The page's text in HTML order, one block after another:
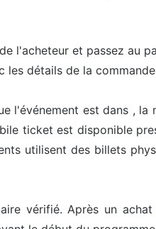
l'acheteur et passez au
les détails de la
l'événement est dans , la
ticket est disponible
utilisent des billets
vérifié. Après un